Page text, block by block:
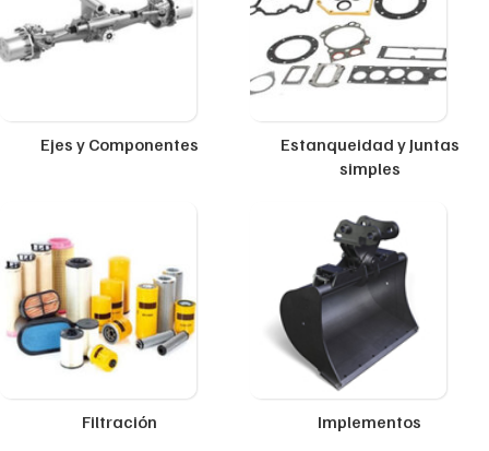
Ejes y Componentes
Estanqueidad y Juntas
simples
Filtración Implementos